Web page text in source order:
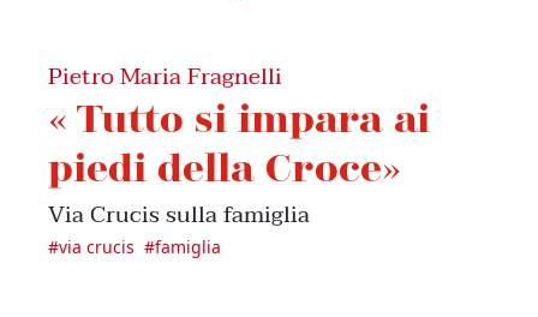
Pietro Maria Fragnelli
« Tutto si impara ai
piedi della Croce»
Via Crucis sulla famiglia
#via crucis #famiglia